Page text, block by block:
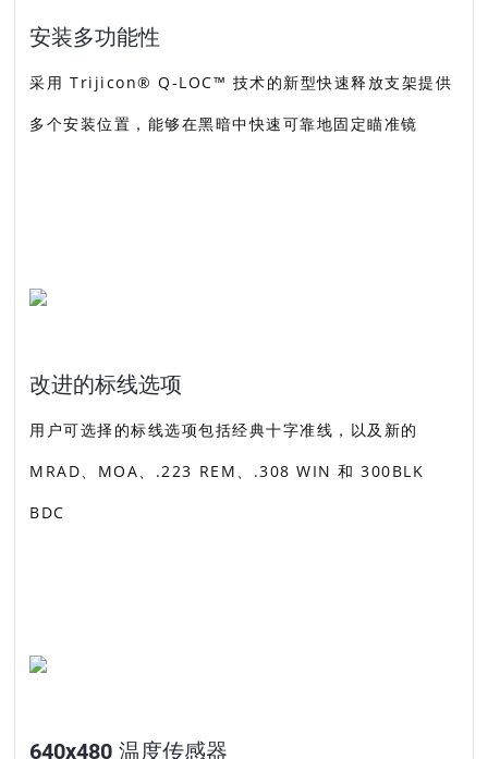
安装多功能性
采用 Trijicon® Q-LOC™ 技术的新型快速释放支架提供
多个安装位置，能够在黑暗中快速可靠地固定瞄准镜
改进的标线选项
用户可选择的标线选项包括经典十字准线，以及新的
MRAD、MOA、.223 REM、.308 WIN 和 300BLK
BDC
640x480 温度传感器